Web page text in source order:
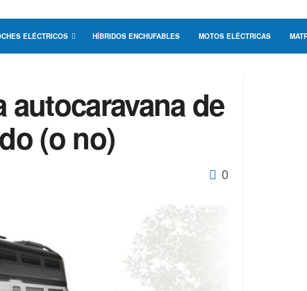
ELÉCTRICOS HÍBRIDOS ENCHUFABLES MOTOS ELÉCTRICAS
autocaravana de
(o no)
0